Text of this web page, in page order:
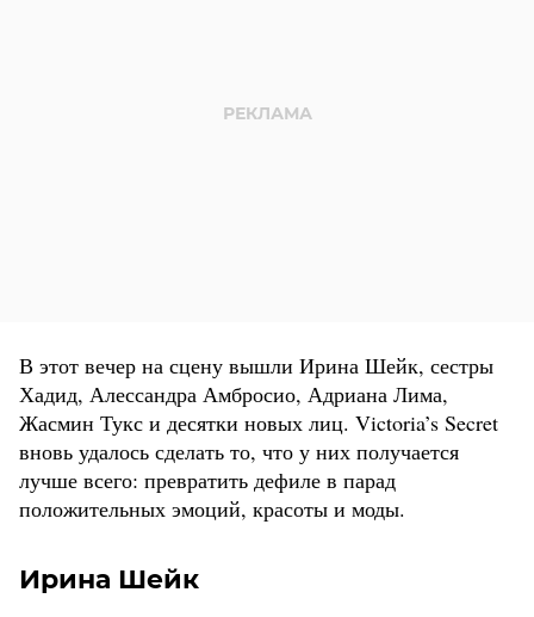
В этот вечер на сцену вышли Ирина Шейк, сестры
Хадид, Алессандра Амбросио, Адриана Лима,
Жасмин Тукс и десятки новых лиц. Victoria’s Secret
вновь удалось сделать то, что у них получается
лучше всего: превратить дефиле в парад
положительных эмоций, красоты и моды.
Ирина Шейк